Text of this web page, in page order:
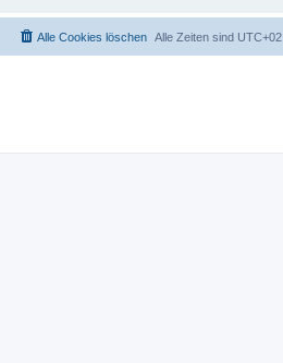
Alle Zeiten sind
Alle Cookies löschen